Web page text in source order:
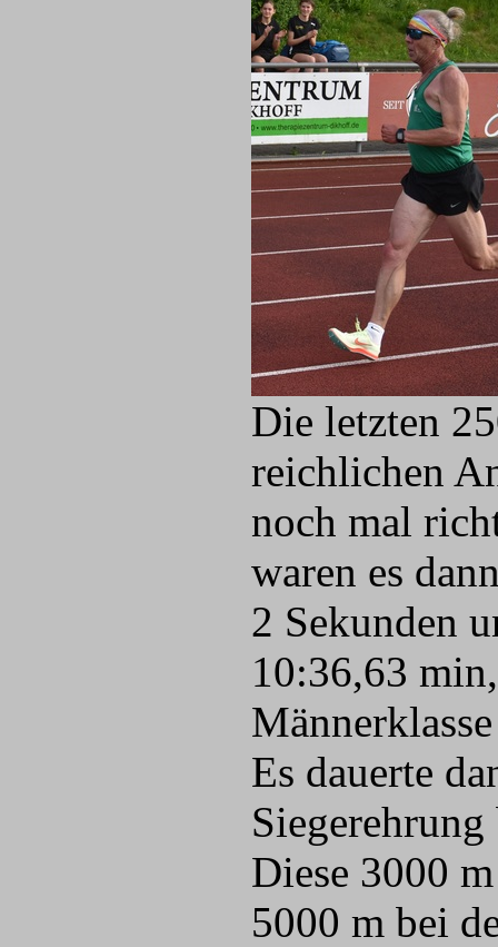
Die letzten
reichlichen
noch mal
waren es
2 Sekunden
10:36,63
Es dauerte
Diese 3000
5000 m bei